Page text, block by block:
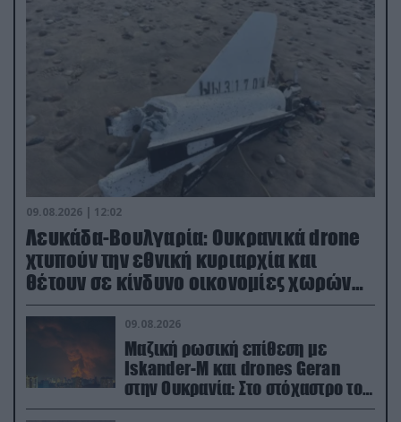
09.08.2026 | 12:02
Λευκάδα-Βουλγαρία: Ουκρανικά drone
χτυπούν την εθνική κυριαρχία και
θέτουν σε κίνδυνο οικονομίες χωρών
του ΝΑΤΟ
09.08.2026
Μαζική ρωσική επίθεση με
Iskander-M και drones Geran
στην Ουκρανία: Στο στόχαστρο το
εργοστάσιο των Flamingo